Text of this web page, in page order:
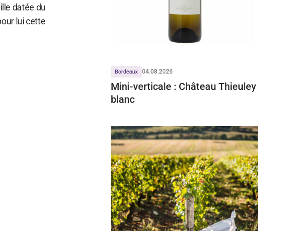
datée du
lui cette
Bordeaux 04.08.2026
Mini-verticale : Château Thieuley
blanc